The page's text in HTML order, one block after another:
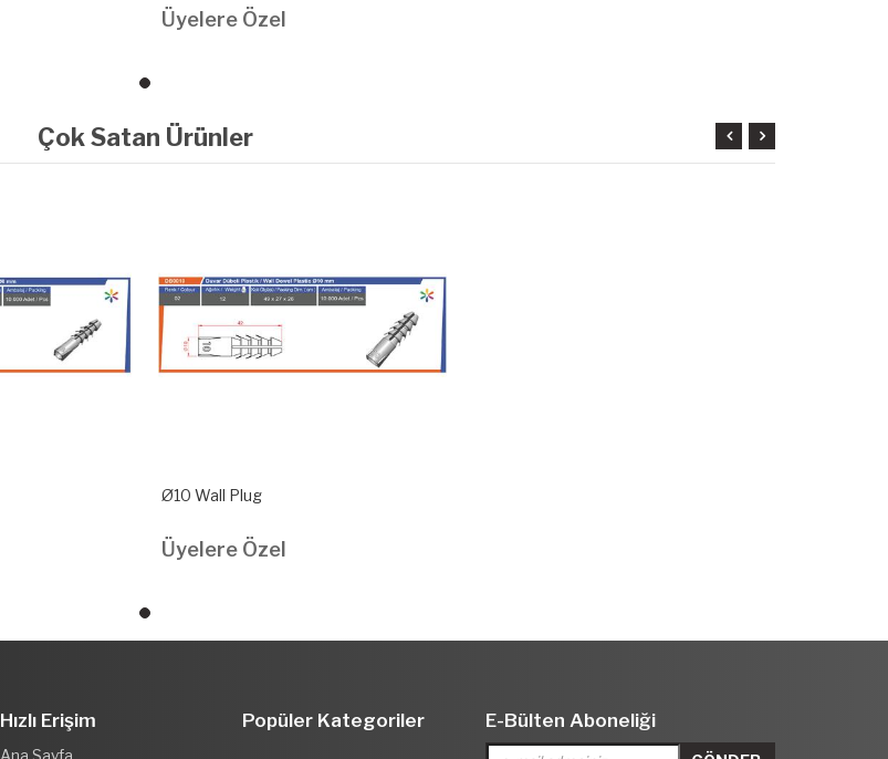
Üyelere Özel
Çok Satan Ürünler
Ø10 Wall Plug
Üyelere Özel
Hızlı Erişim Popüler Kategoriler E-Bülten Aboneliği